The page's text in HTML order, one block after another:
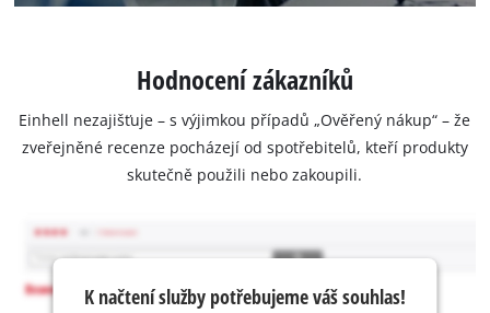
Hodnocení zákazníků
Einhell nezajišťuje – s výjimkou případů „Ověřený nákup“ – že
zveřejněné recenze pocházejí od spotřebitelů, kteří produkty
skutečně použili nebo zakoupili.
K načtení služby potřebujeme váš souhlas!